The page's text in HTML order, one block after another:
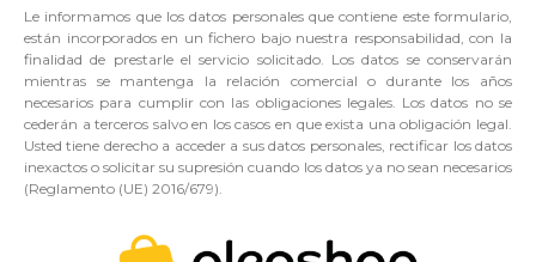
Le informamos que los datos personales que contiene este formulario,
están incorporados en un fichero bajo nuestra responsabilidad, con la
finalidad de prestarle el servicio solicitado. Los datos se conservarán
mientras se mantenga la relación comercial o durante los años
necesarios para cumplir con las obligaciones legales. Los datos no se
cederán a terceros salvo en los casos en que exista una obligación legal.
Usted tiene derecho a acceder a sus datos personales, rectificar los datos
inexactos o solicitar su supresión cuando los datos ya no sean necesarios
(Reglamento (UE) 2016/679).